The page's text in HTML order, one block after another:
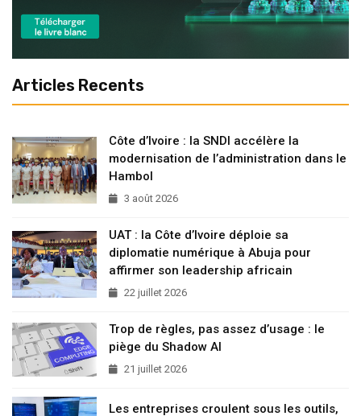
Articles Recents
Côte d’Ivoire : la SNDI accélère la
modernisation de l’administration dans le
Hambol
3 août 2026
UAT : la Côte d’Ivoire déploie sa
diplomatie numérique à Abuja pour
affirmer son leadership africain
22 juillet 2026
Trop de règles, pas assez d’usage : le
piège du Shadow AI
21 juillet 2026
Les entreprises croulent sous les outils,